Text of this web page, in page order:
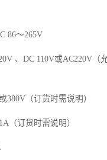
86～265V
、DC 110V或AC220V（
380V（订货时需说明）
（订货时需说明）